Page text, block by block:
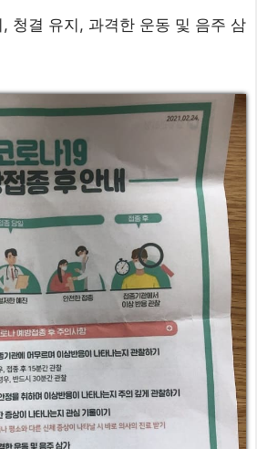
청결 유지, 과격한 운동 및 음주 삼